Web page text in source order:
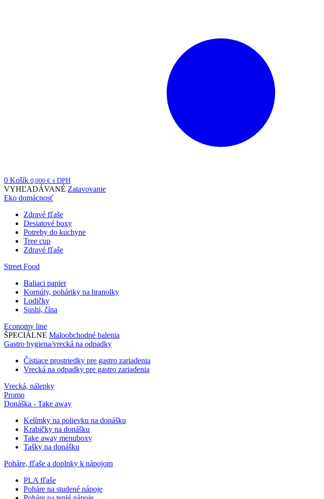
0 Košík 0,000 € s DPH
VYHĽADÁVANÉ Zatavovanie
Eko domácnosť
Zdravé fľaše
Desiatové boxy
Potreby do kuchyne
Tree cup
Zdravé fľaše
Street Food
Baliaci papier
Kornúty, poháriky na hranolky
Lodičky
Sushi, čína
Economy line
ŠPECIÁLNE Maloobchodné balenia
Gastro hygiena/vrecká na odpadky
Čistiace prostriedky pre gastro zariadenia
Vrecká na odpadky pre gastro zariadenia
Vrecká, nálepky
Promo
Donáška - Take away
Kelímky na polievku na donášku
Krabičky na donášku
Take away menuboxy
Tašky na donášku
Poháre, fľaše a doplnky k nápojom
PLA fľaše
Poháre na studené nápoje